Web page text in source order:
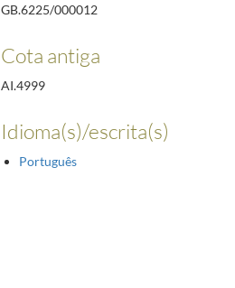
GB.6225/000012
Cota antiga
AI.4999
Idioma(s)/escrita(s)
Português